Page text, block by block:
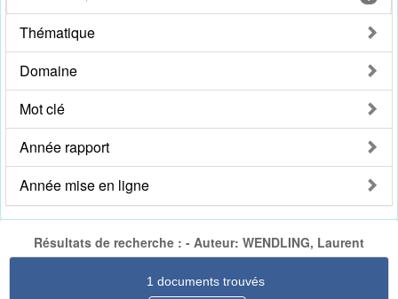
Thématique
Domaine
Mot clé
Année rapport
Année mise en ligne
Résultats de recherche : - Auteur: WENDLING, Laurent
1 documents trouvés